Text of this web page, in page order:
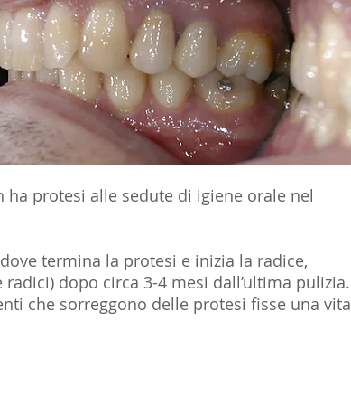
protesi alle sedute di igiene orale nel
termina la protesi e inizia la radice,
dopo circa 3-4 mesi dall’ultima pulizia.
che sorreggono delle protesi fisse una vita